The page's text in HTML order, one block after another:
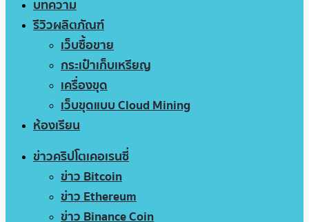
บทความ
รีวิวผลิตภัณฑ์
เว็บซื้อขาย
กระเป๋าเก็บเหรียญ
เครื่องขุด
เว็บขุดแบบ Cloud Mining
ห้องเรียน
ข่าวคริปโตเคอเรนซี่
ข่าว Bitcoin
ข่าว Ethereum
ข่าว Binance Coin